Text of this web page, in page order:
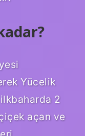
Yücelik
2
açan ve